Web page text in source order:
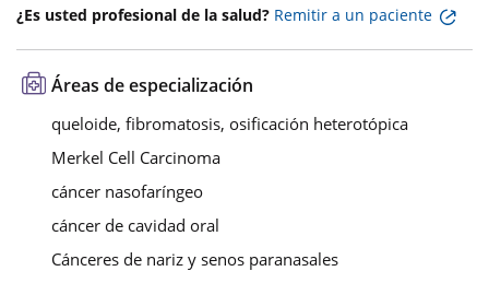
¿Es usted profesional de la salud? Remitir a un paciente
Áreas de especialización
queloide, fibromatosis, osificación heterotópica
Merkel Cell Carcinoma
cáncer nasofaríngeo
cáncer de cavidad oral
Cánceres de nariz y senos paranasales